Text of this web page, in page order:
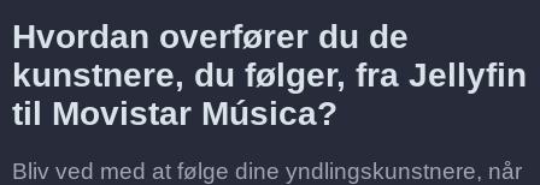
Hvordan overfører du de
kunstnere, du følger, fra Jellyfin
til Movistar Música?
Bliv ved med at følge dine yndlingskunstnere, når